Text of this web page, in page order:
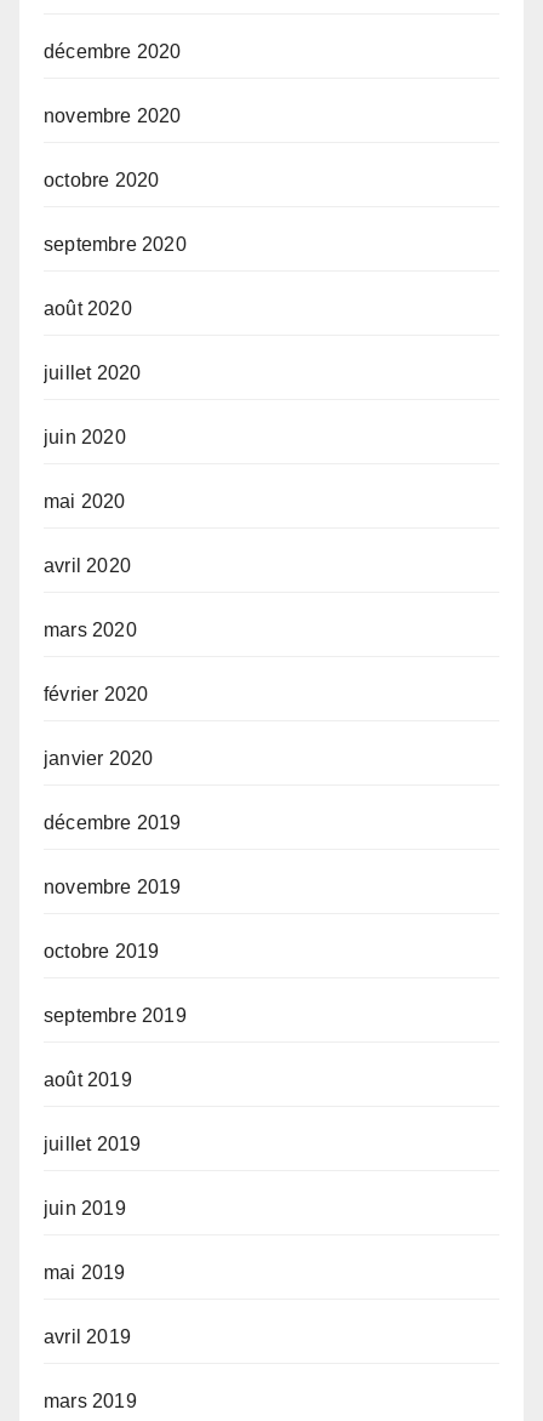
décembre 2020
novembre 2020
octobre 2020
septembre 2020
août 2020
juillet 2020
juin 2020
mai 2020
avril 2020
mars 2020
février 2020
janvier 2020
décembre 2019
novembre 2019
octobre 2019
septembre 2019
août 2019
juillet 2019
juin 2019
mai 2019
avril 2019
mars 2019